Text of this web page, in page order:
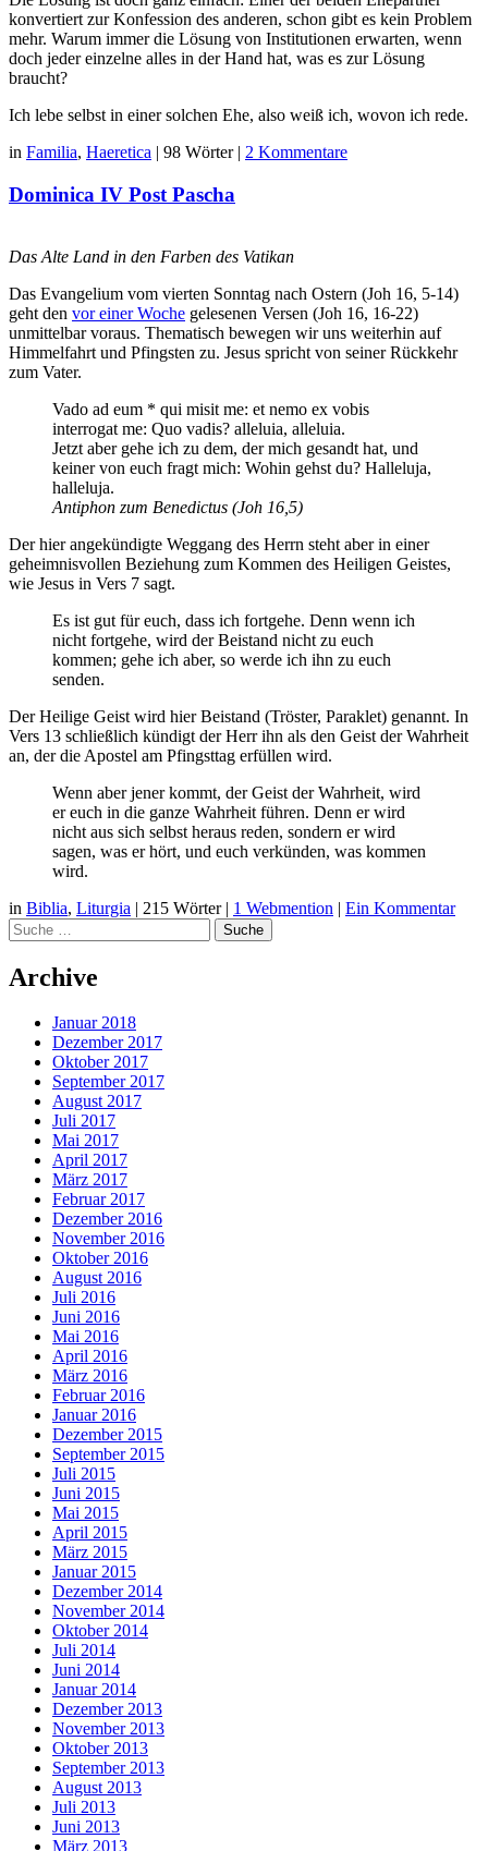
konvertiert zur Konfession des anderen, schon gibt es kein Problem
mehr. Warum immer die Lösung von Institutionen erwarten, wenn
doch jeder einzelne alles in der Hand hat, was es zur Lösung
braucht?
Ich lebe selbst in einer solchen Ehe, also weiß ich, wovon ich rede.
in Familia, Haeretica | 98 Wörter | 2 Kommentare
Dominica IV Post Pascha
Das Alte Land in den Farben des Vatikan
Das Evangelium vom vierten Sonntag nach Ostern (Joh 16, 5-14)
geht den vor einer Woche gelesenen Versen (Joh 16, 16-22)
unmittelbar voraus. Thematisch bewegen wir uns weiterhin auf
Himmelfahrt und Pfingsten zu. Jesus spricht von seiner Rückkehr
zum Vater.
Vado ad eum * qui misit me: et nemo ex vobis
interrogat me: Quo vadis? alleluia, alleluia.
Jetzt aber gehe ich zu dem, der mich gesandt hat, und
keiner von euch fragt mich: Wohin gehst du? Halleluja,
halleluja.
Antiphon zum Benedictus (Joh 16,5)
Der hier angekündigte Weggang des Herrn steht aber in einer
geheimnisvollen Beziehung zum Kommen des Heiligen Geistes,
wie Jesus in Vers 7 sagt.
Es ist gut für euch, dass ich fortgehe. Denn wenn ich
nicht fortgehe, wird der Beistand nicht zu euch
kommen; gehe ich aber, so werde ich ihn zu euch
senden.
Der Heilige Geist wird hier Beistand (Tröster, Paraklet) genannt. In
Vers 13 schließlich kündigt der Herr ihn als den Geist der Wahrheit
an, der die Apostel am Pfingsttag erfüllen wird.
Wenn aber jener kommt, der Geist der Wahrheit, wird
er euch in die ganze Wahrheit führen. Denn er wird
nicht aus sich selbst heraus reden, sondern er wird
sagen, was er hört, und euch verkünden, was kommen
wird.
in Biblia, Liturgia | 215 Wörter | 1 Webmention | Ein Kommentar
Suche
Archive
Januar 2018
Dezember 2017
Oktober 2017
September 2017
August 2017
Juli 2017
Mai 2017
April 2017
März 2017
Februar 2017
Dezember 2016
November 2016
Oktober 2016
August 2016
Juli 2016
Juni 2016
Mai 2016
April 2016
März 2016
Februar 2016
Januar 2016
Dezember 2015
September 2015
Juli 2015
Juni 2015
Mai 2015
April 2015
März 2015
Januar 2015
Dezember 2014
November 2014
Oktober 2014
Juli 2014
Juni 2014
Januar 2014
Dezember 2013
November 2013
Oktober 2013
September 2013
August 2013
Juli 2013
Juni 2013
März 2013